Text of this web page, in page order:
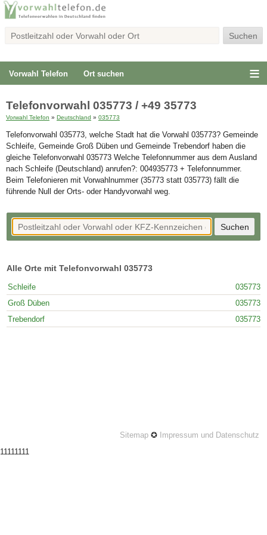
Vorwahl Telefon Ort suchen
Telefonvorwahl 035773 / +49 35773
Vorwahl Telefon » Deutschland » 035773
Telefonvorwahl 035773, welche Stadt hat die Vorwahl 035773? Gemeinde
Schleife, Gemeinde Groß Düben und Gemeinde Trebendorf haben die
gleiche Telefonvorwahl 035773 Welche Telefonnummer aus dem Ausland
nach Schleife (Deutschland) anrufen?: 004935773 + Telefonnummer.
Beim Telefonieren mit Vorwahlnummer (35773 statt 035773) fällt die
führende Null der Orts- oder Handyvorwahl weg.
Alle Orte mit Telefonvorwahl 035773
Schleife
035773
Groß Düben
035773
Trebendorf
035773
Sitemap ✪ Impressum und Datenschutz
11111111